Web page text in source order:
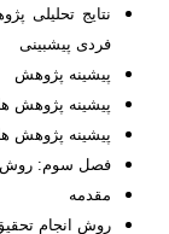
نتایج تحلیلی
فردی پیش‏بینی
پیشینه پژوهش­
پیشینه پژوهش
پیشینه پژوهش
فصل سوم: روش
مقدمه‌
روش انجام